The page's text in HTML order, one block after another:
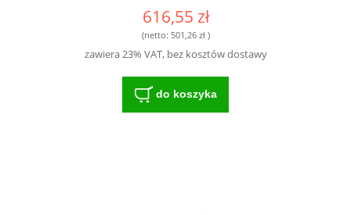
616,55 zł
(netto: 501,26 zł)
zawiera 23% VAT, bez kosztów dostawy
do koszyka